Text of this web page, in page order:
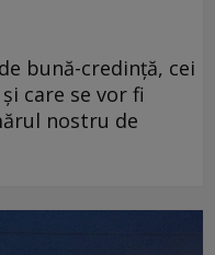
bună-credință, cei
care se vor fi
nostru de